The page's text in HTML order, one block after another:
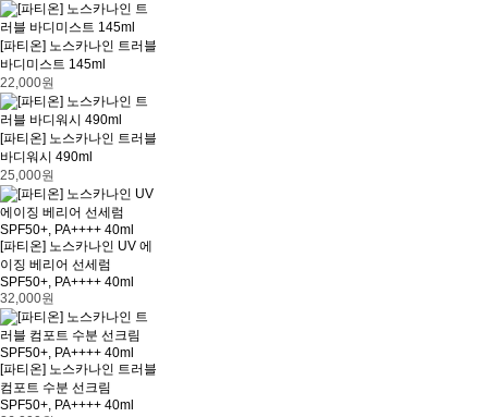
[파티온] 노스카나인 트러블
바디미스트 145ml
22,000원
[파티온] 노스카나인 트러블
바디워시 490ml
25,000원
[파티온] 노스카나인 UV 에
이징 베리어 선세럼
SPF50+, PA++++ 40ml
32,000원
[파티온] 노스카나인 트러블
컴포트 수분 선크림
SPF50+, PA++++ 40ml